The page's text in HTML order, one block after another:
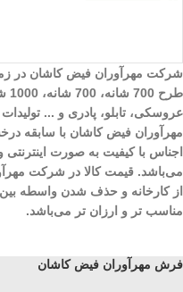
شرکت مهرآوران فیض کاشان در
عروسکی، تابلو، پادری و ...
اجناس با کیفیت به صورت
می‌باشد. قیمت کالا در شرکت
از کارخانه و حذف شدن واسطه بین
مناسب تر و ارزان تر می‌باشد.
فرش مهرآوران فیض کاشان